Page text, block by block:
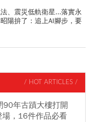
、震災低軌衛星...落實永
陽拚了：追上AI腳步，要
/ HOT ARTICLES /
90年古蹟大樓打開
，16件作品必看